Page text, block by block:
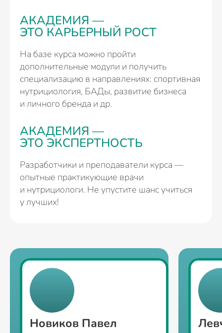
АКАДЕМИЯ —
ЭТО КАРЬЕРНЫЙ РОСТ
На базе курса можно пройти
дополнительные модули и получить
специализацию в направлениях: спортивная
нутрициология, БАДы, развитие бизнеса
и личного бренда и др.
АКАДЕМИЯ —
ЭТО ЭКСПЕРТНОСТЬ
Разработчики и преподаватели курса —
опытные практикующие врачи
и нутрициологи. Не упустите шанс учиться
у лучших!
Новиков Павел